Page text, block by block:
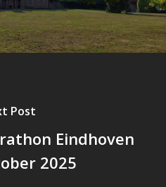
Post
Eindhoven
2025